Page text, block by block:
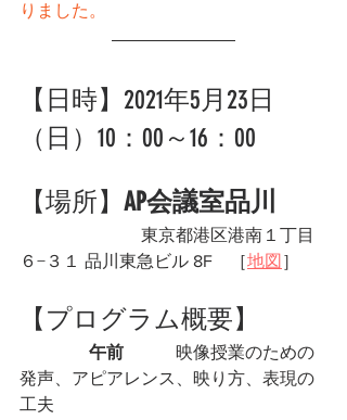
りました。
【日時】2021年5月23日
（日）10：00～16：00
【場所】 AP会議室品川
東京都港区港南１丁目
６−３１ 品川東急ビル 8F　［地図 ］
【プログラム概要】
午前 映像授業のための
発声、アピアレンス、映り方、表現の
工夫